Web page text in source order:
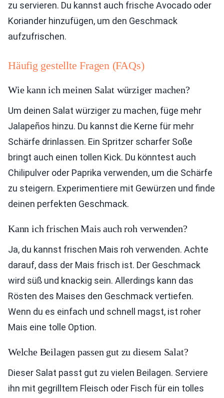
zu servieren. Du kannst auch frische Avocado oder
Koriander hinzufügen, um den Geschmack
aufzufrischen.
Häufig gestellte Fragen (FAQs)
Wie kann ich meinen Salat würziger machen?
Um deinen Salat würziger zu machen, füge mehr
Jalapeños hinzu. Du kannst die Kerne für mehr
Schärfe drinlassen. Ein Spritzer scharfer Soße
bringt auch einen tollen Kick. Du könntest auch
Chilipulver oder Paprika verwenden, um die Schärfe
zu steigern. Experimentiere mit Gewürzen und finde
deinen perfekten Geschmack.
Kann ich frischen Mais auch roh verwenden?
Ja, du kannst frischen Mais roh verwenden. Achte
darauf, dass der Mais frisch ist. Der Geschmack
wird süß und knackig sein. Allerdings kann das
Rösten des Maises den Geschmack vertiefen.
Wenn du es einfach und schnell magst, ist roher
Mais eine tolle Option.
Welche Beilagen passen gut zu diesem Salat?
Dieser Salat passt gut zu vielen Beilagen. Serviere
ihn mit gegrilltem Fleisch oder Fisch für ein tolles